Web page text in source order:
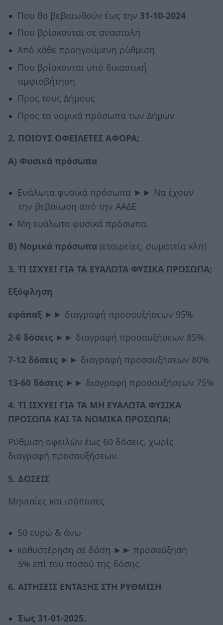
Που θα βεβαιωθούν έως την 31-10-2024
Που βρίσκονται σε αναστολή
Από κάθε προηγούμενη ρύθμιση
Που βρίσκονται υπό δικαστική
αμφισβήτηση
Προς τους Δήμους
Προς τα νομικά πρόσωπα των Δήμων
2. ΠΟΙΟΥΣ ΟΦΕΙΛΕΤΕΣ ΑΦΟΡΑ;
Α) Φυσικά πρόσωπα
Ευάλωτα φυσικά πρόσωπα ►► Να έχουν
την βεβαίωση από την ΑΑΔΕ
Μη ευάλωτα φυσικά πρόσωπα
Β) Νομικά πρόσωπα (εταιρείες, σωματεία κλπ)
3. ΤΙ ΙΣΧΥΕΙ ΓΙΑ ΤΑ ΕΥΑΛΩΤΑ ΦΥΣΙΚΑ ΠΡΟΣΩΠΑ;
Εξόφληση
εφάπαξ ►► διαγραφή προσαυξήσεων 95%.
2-6 δόσεις ►► διαγραφή προσαυξήσεων 85%.
7-12 δόσεις ►► διαγραφή προσαυξήσεων 80%
13-60 δόσεις ►► διαγραφή προσαυξήσεων 75%
4. ΤΙ ΙΣΧΥΕΙ ΓΙΑ ΤΑ ΜΗ ΕΥΑΛΩΤΑ ΦΥΣΙΚΑ
ΠΡΟΣΩΠΑ ΚΑΙ ΤΑ ΝΟΜΙΚΑ ΠΡΟΣΩΠΑ;
Ρύθμιση οφειλών έως 60 δόσεις, χωρίς
διαγραφή προσαυξήσεων.
5. ΔΟΣΕΙΣ
Μηνιαίες και ισόποσες.
50 ευρώ & άνω
καθυστέρηση σε δόση ►► προσαύξηση
5% επί του ποσού της δόσης.
6. ΑΙΤΗΣΕΙΣ ΕΝΤΑΞΗΣ ΣΤΗ ΡΥΘΜΙΣΗ
Έως 31-01-2025.